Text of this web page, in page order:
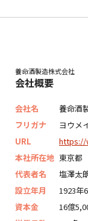
養命酒製造株式会社
会社概要
会社名
養命酒
フリガナ
ヨウメ
URL
https://
本社所在地 東京都
代表者名
塩澤太
設立年月
1923年
資本金
16億